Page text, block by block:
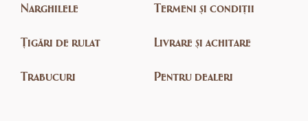
Narghilele
Țigări de rulat
Trabucuri
Termeni și condiții
Livrare și achitare
Pentru dealeri